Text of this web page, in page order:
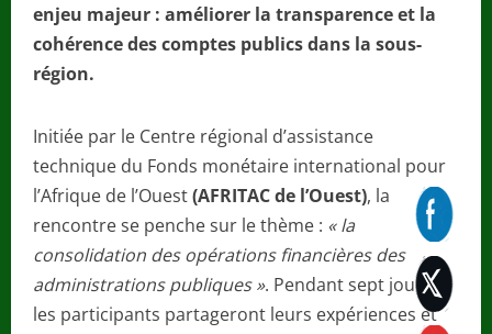
enjeu majeur : améliorer la transparence et la
cohérence des comptes publics dans la sous-
région.
Initiée par le Centre régional d’assistance
technique du Fonds monétaire international pour
l’Afrique de l’Ouest(AFRITAC de l’Ouest), la
rencontre se penche sur le thème : « la
consolidation des opérations financières des
administrations publiques ». Pendant sept jours,
les participants partageront leurs expériences et